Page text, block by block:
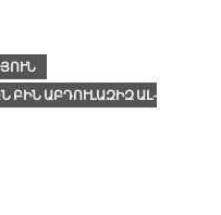
ԲԻՆ ԱԲԴՈՒԼԱԶԻԶ ԱԼ-